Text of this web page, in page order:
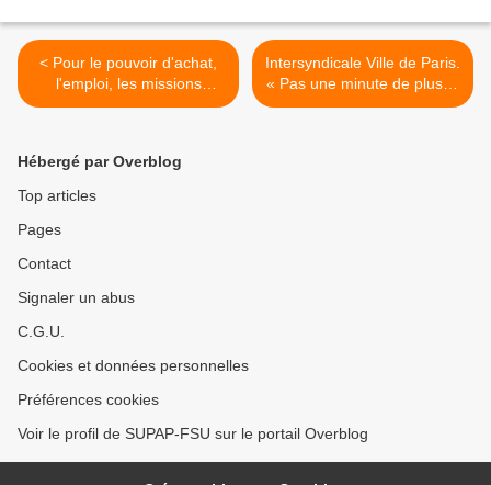
< Pour le pouvoir d'achat,
l'emploi, les missions
publiques : TOUTES ET
Intersyndicale Ville de Paris.
« Pas une minute de plus ».
Communiqué de presse >
Hébergé par Overblog
Top articles
Pages
Contact
Signaler un abus
C.G.U.
Cookies et données personnelles
Préférences cookies
Voir le profil de SUPAP-FSU sur le portail Overblog